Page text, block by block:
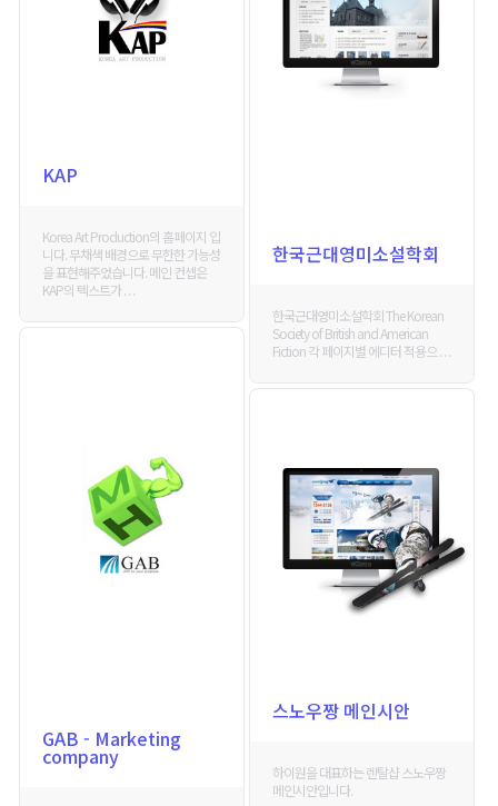
한국근대영미소설학회
한국근대영미소설학회 The Korean
Society of British and American
Fiction 각 페이지별 에디터 적용으 . . .
KAP
Korea Art Production의 홈페이지 입
니다. 무채색 배경으로 무한한 가능성
을 표현해주었습니다. 메인 컨셉은
KAP의 텍스트가 . . .
GAB - Marketing
company
스노우짱 메인시안
하이원을 대표하는 렌탈샵 스노우짱
메인시안입니다.